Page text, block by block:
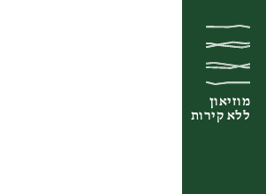
מוזיאון
ללא קירות
מוזיאון
ללא קירות
מוזיאון
ללא קירות